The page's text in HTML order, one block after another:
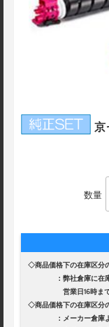
京
数量
◇商品価格下の在庫区分
：弊社倉庫に在庫が
営業日16時までの決
◇商品価格下の在庫区分
：メーカー倉庫より